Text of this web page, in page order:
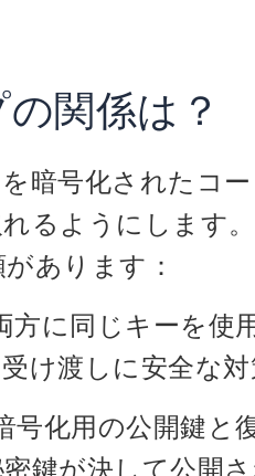
関係は？
暗号化されたコ
るようにします
あります：
方に同じキーを使
け渡しに安全な対
号化用の公開鍵と
鍵が決して公開